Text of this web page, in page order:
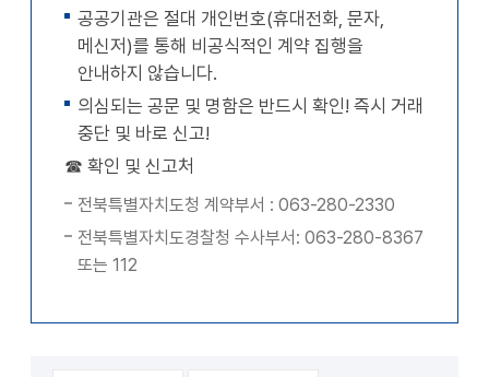
공공기관은 절대 개인번호(휴대전화, 문자,
메신저)를 통해 비공식적인 계약 집행을
안내하지 않습니다.
의심되는 공문 및 명함은 반드시 확인! 즉시 거래
중단 및 바로 신고!
☎ 확인 및 신고처
전북특별자치도청 계약부서 : 063-280-2330
전북특별자치도경찰청 수사부서: 063-280-8367
또는 112